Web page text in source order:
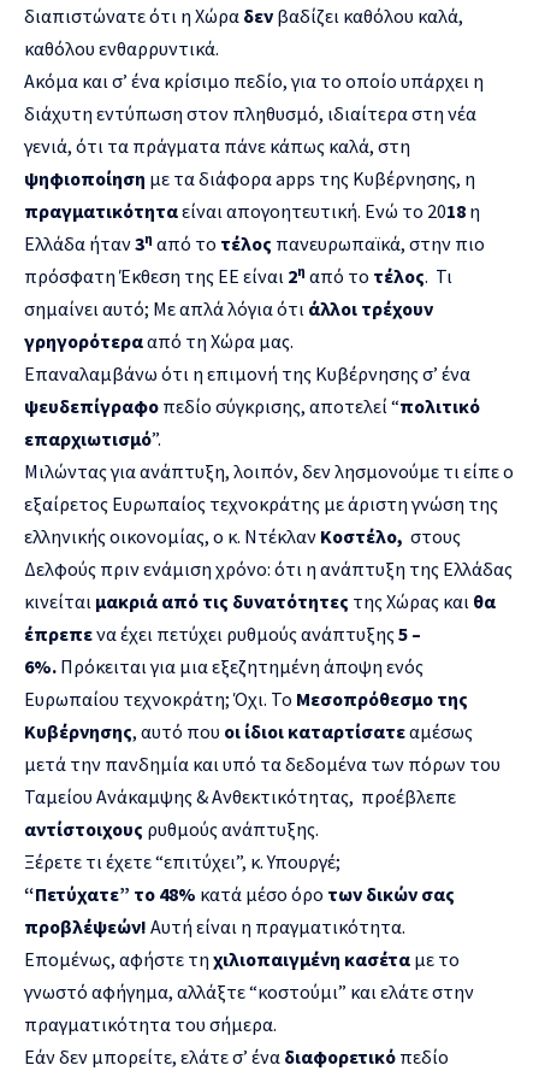
διαπιστώνατε ότι η Χώρα δεν βαδίζει καθόλου καλά,
καθόλου ενθαρρυντικά.
Ακόμα και σ’ ένα κρίσιμο πεδίο, για το οποίο υπάρχει η
διάχυτη εντύπωση στον πληθυσμό, ιδιαίτερα στη νέα
γενιά, ότι τα πράγματα πάνε κάπως καλά, στη
ψηφιοποίηση με τα διάφορα apps της Κυβέρνησης, η
πραγματικότηταείναι απογοητευτική. Ενώ το 2018 η
Ελλάδα ήταν3η από το τέλος πανευρωπαϊκά, στην πιο
πρόσφατη Έκθεση της ΕΕ είναι 2η από το τέλος. Τι
σημαίνει αυτό; Με απλά λόγια ότι άλλοι τρέχουν
γρηγορότερααπό τη Χώρα μας.
Επαναλαμβάνω ότι η επιμονή της Κυβέρνησης σ’ ένα
ψευδεπίγραφο πεδίο σύγκρισης, αποτελεί “πολιτικό
επαρχιωτισμό”.
Μιλώντας για ανάπτυξη, λοιπόν, δεν λησμονούμε τι είπε ο
εξαίρετος Ευρωπαίος τεχνοκράτης με άριστη γνώση της
ελληνικής οικονομίας, ο κ. Ντέκλαν Κοστέλο, στους
Δελφούς πριν ενάμιση χρόνο: ότι η ανάπτυξη της Ελλάδας
κινείται μακριά από τις δυνατότητες της Χώρας και θα
έπρεπενα έχει πετύχει ρυθμούς ανάπτυξης5 –
6%. Πρόκειται για μια εξεζητημένη άποψη ενός
Ευρωπαίου τεχνοκράτη; Όχι. Το Μεσοπρόθεσμο της
Κυβέρνησης, αυτό που οι ίδιοι καταρτίσατεαμέσως
μετά την πανδημία και υπό τα δεδομένα των πόρων του
Ταμείου Ανάκαμψης & Ανθεκτικότητας, προέβλεπε
αντίστοιχους ρυθμούς ανάπτυξης.
Ξέρετε τι έχετε “επιτύχει”, κ. Υπουργέ;
“Πετύχατε” το 48% κατά μέσο όρο των δικών σας
προβλέψεών! Αυτή είναι η πραγματικότητα.
Επομένως, αφήστε τη χιλιοπαιγμένη κασέτα με το
γνωστό αφήγημα, αλλάξτε “κοστούμι” και ελάτε στην
πραγματικότητα του σήμερα.
Εάν δεν μπορείτε, ελάτε σ’ ένα διαφορετικό πεδίο